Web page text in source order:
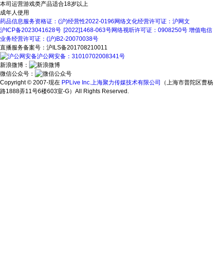
本司运营游戏类产品适合18岁以上
成年人使用
药品信息服务资格证：(沪)经营性2022-0196 网络文化经营许可证：沪网文
[2022]1468-063号
沪ICP备2023041628号 网络视听许可证：0908250号 增值电信
业务经营许可证：(沪)B2-20070038号
直播服务备案号：沪ILS备201708210011
沪公网安备：31010702008341号
新浪微博：
微信公众号：
Copyright © 2007-现在 PPLive Inc.上海聚力传媒技术有限公司
（上海市普陀区曹杨
路1888弄11号6楼603室-G）All Rights Reserved.